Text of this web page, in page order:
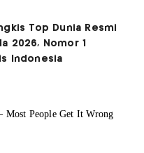
Top Dunia Resmi
2026, Nomor 1
Indonesia